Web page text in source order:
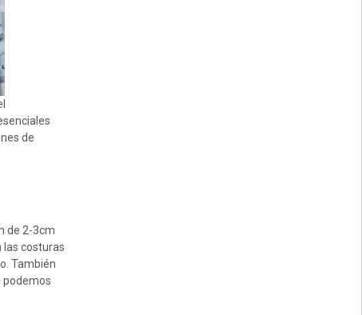
de
de 2-3cm
las costuras
También
podemos